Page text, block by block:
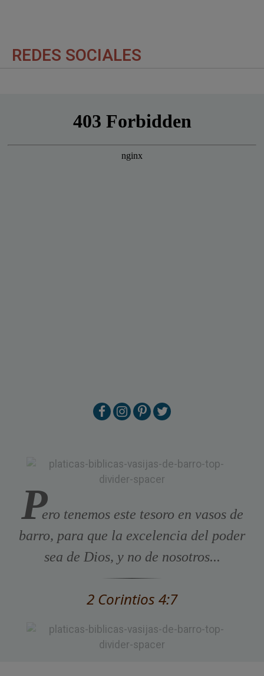
REDES SOCIALES
Pero tenemos este tesoro en vasos de
barro, para que la excelencia del poder
sea de Dios, y no de nosotros...
2 Corintios 4:7